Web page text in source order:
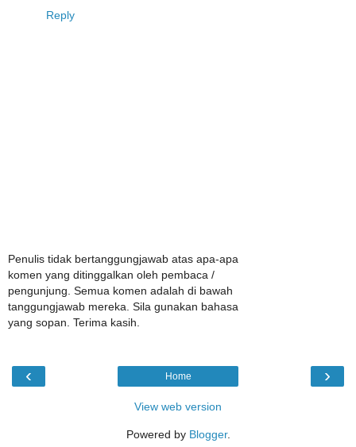
Reply
Penulis tidak bertanggungjawab atas apa-apa
komen yang ditinggalkan oleh pembaca /
pengunjung. Semua komen adalah di bawah
tanggungjawab mereka. Sila gunakan bahasa
yang sopan. Terima kasih.
‹ ›
Home
View web version
Powered by Blogger.